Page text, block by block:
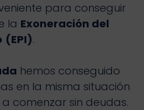
para conseguir
la Exoneración del
(EPI).
hemos conseguido
en la misma situación
comenzar sin deudas.